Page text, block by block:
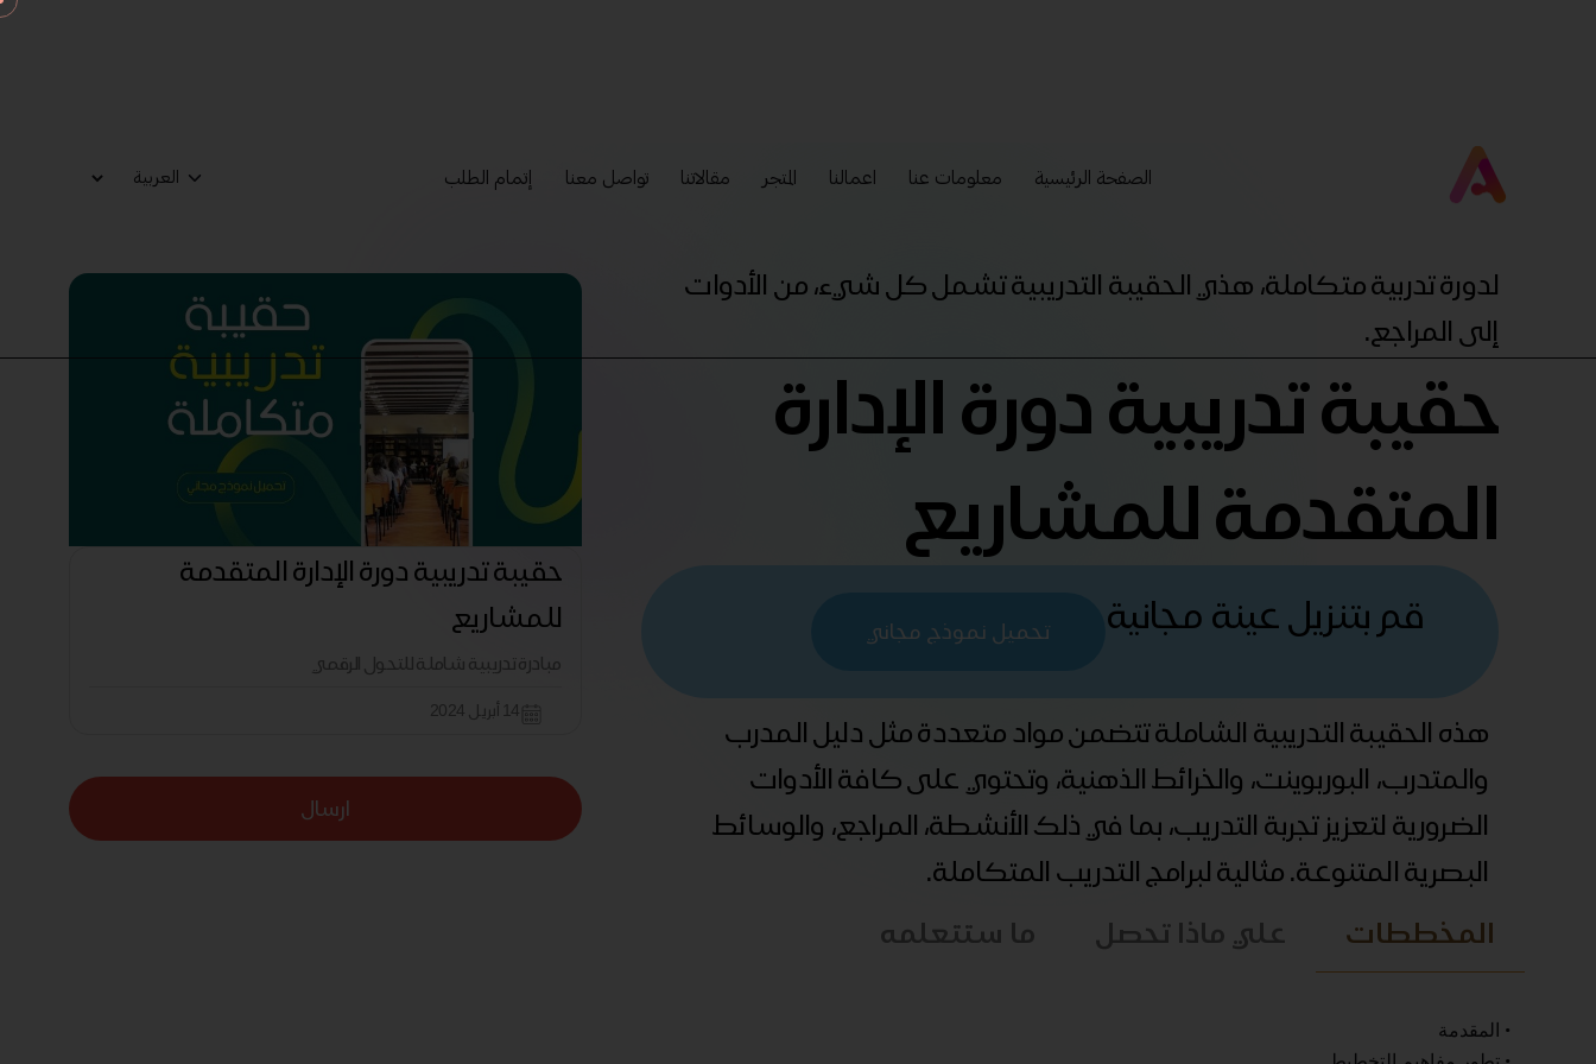
الصفحة الرئيسية معلومات عنا اعمالنا المتجر مقالاتنا تواصل معنا إتمام الطلب
لدورة تدربية متكاملة، هذي الحقيبة التدريبية تشمل كل شيء، من الأدوات
إلى المراجع.
حقيبة تدريبية دورة الإدارة
المتقدمة للمشاريع
قم بتنزيل عينة مجانية تحميل نموذج مجاني
هذه الحقيبة التدريبية الشاملة تتضمن مواد متعددة مثل دليل المدرب
والمتدرب، البوربوينت، والخرائط الذهنية، وتحتوي على كافة الأدوات
الضرورية لتعزيز تجربة التدريب، بما في ذلك الأنشطة، المراجع، والوسائط
البصرية المتنوعة. مثالية لبرامج التدريب المتكاملة.
حقيبة تدريبية دورة الإدارة المتقدمة
للمشاريع
مبادرة تدريبية شاملة للتحول الرقمي
14 أبريل 2024
ارسال
المخططات علي ماذا تحصل ما ستتعلمه
• المقدمة